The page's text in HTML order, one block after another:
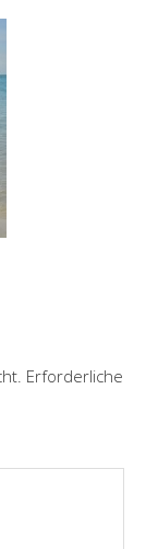
Erforderliche